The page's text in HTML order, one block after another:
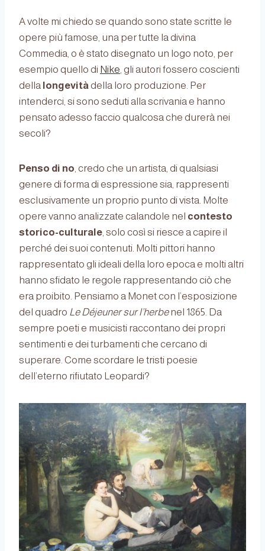
A volte mi chiedo se quando sono state scritte le
opere più famose, una per tutte la divina
Commedia, o è stato disegnato un logo noto, per
esempio quello di Nike, gli autori fossero coscienti
della longevitàdella loro produzione. Per
intenderci, si sono seduti alla scrivania e hanno
pensato adesso faccio qualcosa che durerà nei
secoli?
Penso di no, credo che un artista, di qualsiasi
genere di forma di espressione sia, rappresenti
esclusivamente un proprio punto di vista. Molte
opere vanno analizzate calandole nel contesto
storico-culturale, solo così si riesce a capire il
perché dei suoi contenuti. Molti pittori hanno
rappresentato gli ideali della loro epoca e molti altri
hanno sfidato le regole rappresentando ciò che
era proibito. Pensiamo a Monet con l’esposizione
del quadro Le Déjeuner sur l’herbenel 1865. Da
sempre poeti e musicisti raccontano dei propri
sentimenti e dei turbamenti che cercano di
superare. Come scordare le tristi poesie
dell’eterno rifiutato Leopardi?